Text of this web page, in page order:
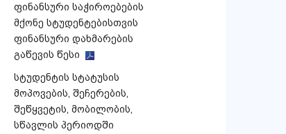
ფინანსური საჭიროებების
მქონე სტუდენტებისთვის
ფინანსური დახმარების
გაწევის წესი
სტუდენტის სტატუსის
მოპოვების, შეჩერების,
შეწყვეტის, მობილობის,
სწავლის პერიოდში